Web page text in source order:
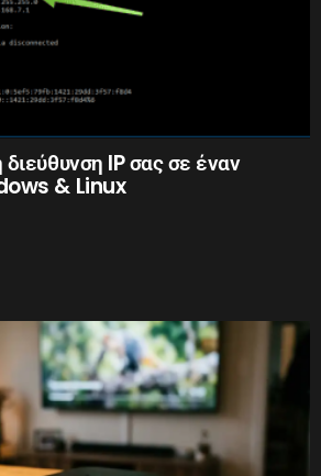
IP σας σε έναν
& Linux